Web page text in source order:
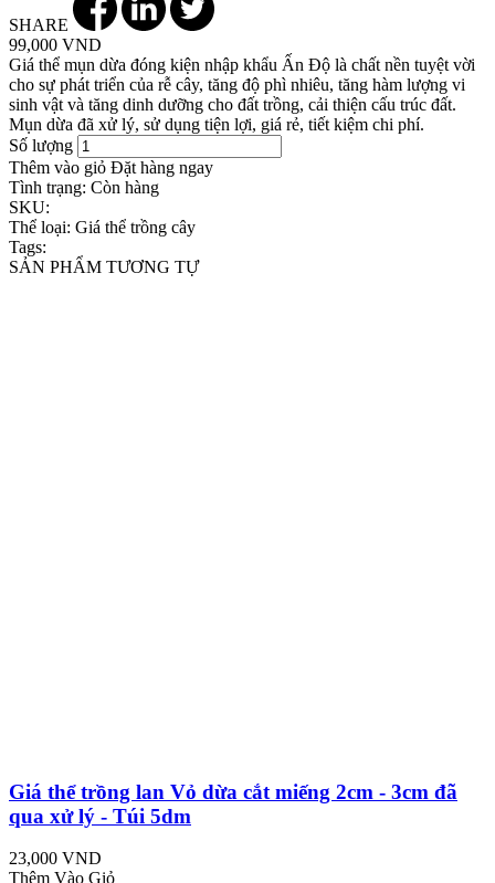
SHARE
99,000 VND
Giá thể mụn dừa đóng kiện nhập khẩu Ấn Độ là chất nền tuyệt vời
cho sự phát triển của rễ cây, tăng độ phì nhiêu, tăng hàm lượng vi
sinh vật và tăng dinh dưỡng cho đất trồng, cải thiện cấu trúc đất.
Mụn dừa đã xử lý, sử dụng tiện lợi, giá rẻ, tiết kiệm chi phí.
Số lượng
Thêm vào giỏ Đặt hàng ngay
Tình trạng: Còn hàng
SKU:
Thể loại: Giá thể trồng cây
Tags:
SẢN PHẨM TƯƠNG TỰ
Giá thể trồng lan Vỏ dừa cắt miếng 2cm - 3cm đã
qua xử lý - Túi 5dm
23,000 VND
Thêm Vào Giỏ